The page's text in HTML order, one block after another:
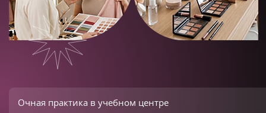
Очная практика в учебном центре